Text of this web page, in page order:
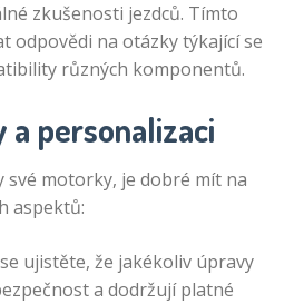
zkušenosti jezdců. Tímto
odpovědi na otázky týkající se
různých komponentů.
a personalizaci
své motorky, je dobré mít na
aspektů:
ujistěte, že jakékoliv úpravy
a dodržují platné